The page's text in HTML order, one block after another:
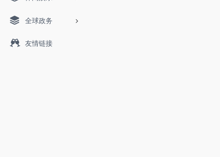
全球政务
友情链接